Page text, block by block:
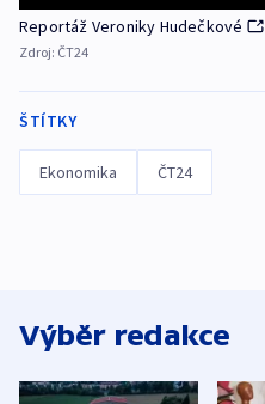
Reportáž Veroniky Hudečkové
Zdroj: ČT24
ŠTÍTKY
Ekonomika ČT24
Výběr redakce